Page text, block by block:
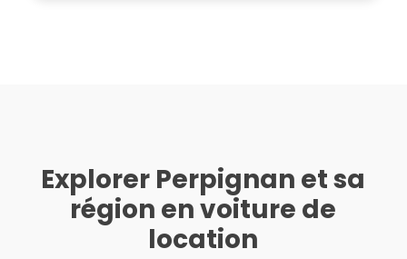
Explorer Perpignan et sa
région en voiture de
location